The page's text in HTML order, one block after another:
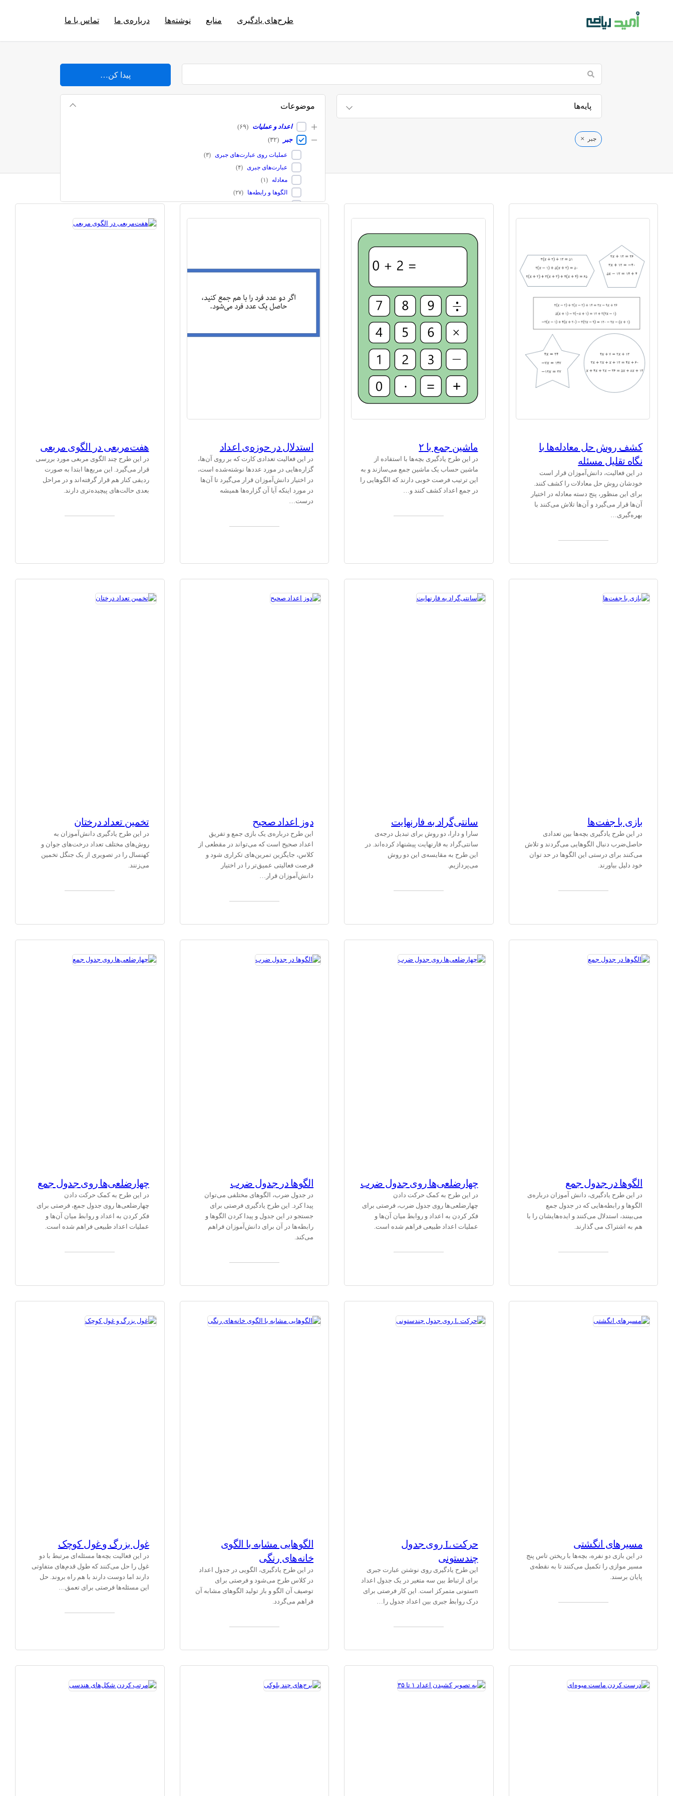
طرح‌های یادگیری منابع نوشته‌ها درباره‌ی ما تماس با ما
پیدا کن…
پایه‌ها موضوعات
اعداد و عملیات (۶۹)
جبر
(۳۲)
عملیات روی عبارت‌های جبری (۳)
عبارت‌های جبری (۴)
معادله (۱)
الگوها و رابطه‌ها (۲۷)
ویژگی‌ها و روابط میان عملیات (۲)
جبر ×
کشف روش حل معادله‌ها با
نگاه تقلیل مسئله
در این فعالیت، دانش‌آموزان قرار است
خودشان روش حل معادلات را کشف کنند.
برای این منظور، پنج دسته معادله در اختیار
آن‌ها قرار می‌گیرد و آن‌ها تلاش می‌کنند با
بهره‌گیری…
ماشین جمع با ۲
در این طرح یادگیری بچه‌ها با استفاده از
ماشین حساب یک ماشین جمع می‌سازند و به
این ترتیب فرصت خوبی دارند که الگوهایی را
در جمع اعداد کشف کنند و…
استدلال در حوزه‌ی اعداد
در این فعالیت تعدادی کارت که بر روی آن‌ها،
گزاره‌هایی در مورد عددها نوشته‌شده است،
در اختیار دانش‌آموزان قرار می‌گیرد تا آن‌ها
در مورد اینکه آیا آن گزاره‌ها همیشه
درست…
هفت‌مربعی در الگوی مربعی
در این طرح چند الگوی مربعی مورد بررسی
قرار می‌گیرد. این مربع‌ها ابتدا به صورت
ردیفی کنار هم قرار گرفته‌اند و در مراحل
بعدی حالت‌های پیچیده‌تری دارند.
بازی با جفت‌ها
در این طرح یادگیری بچه‌ها بین تعدادی
حاصل‌ضرب دنبال الگوهایی می‌گردند و تلاش
می‌کنند برای درستی این الگوها در حد توان
خود دلیل بیاورند.
سانتی‌‌گراد به فارنهایت
سارا و دارا، دو روش برای تبدیل درجه‌ی
سانتی‌گراد به فارنهایت پیشنهاد کرده‌اند. در
این طرح به مقایسه‌ی این دو روش
می‌پردازیم.
دوز اعداد صحیح
این طرح درباره‌ی یک بازی جمع و تفریق
اعداد صحیح است که می‌تواند در مقطعی از
کلاس، جایگزین تمرین‌های تکراری شود و
فرصت فعالیتی عمیق‌تر را در اختیار
دانش‌آموزان قرار…
تخمین تعداد درختان
در این طرح یادگیری دانش‌آموزان به
روش‌های مختلف تعداد درخت‌های جوان و
کهنسال را در تصویری از یک جنگل تخمین
می‌زنند.
الگوها در جدول جمع
در این طرح یادگیری، دانش آموزان درباره‌ی
الگوها و رابطه‌هایی که در جدول جمع
می‌بینند، استدلال می‌کنند و ایده‌هایشان را با
هم به اشتراک می گذارند.
چهارضلعی‌ها روی جدول ضرب
در این طرح به کمک حرکت دادن
چهارضلعی‌ها روی جدول ضرب، فرصتی برای
فکر کردن به اعداد و روابط میان آن‌ها و
عملیات اعداد طبیعی فراهم شده است.
الگوها در جدول ضرب
در جدول ضرب، الگوهای مختلفی می‌توان
پیدا کرد. این طرح یادگیری فرصتی برای
جستجو در این جدول و پیدا کردن الگوها و
رابطه‌ها در آن برای دانش‌آموزان فراهم
می‌کند.
چهارضلعی‌ها روی جدول جمع
در این طرح به کمک حرکت دادن
چهارضلعی‌ها روی جدول جمع، فرصتی برای
فکر کردن به اعداد و روابط میان آن‌ها و
عملیات اعداد طبیعی فراهم شده است.
مسیرهای انگشتی
در این بازی دو نفره، بچه‌ها با ریختن تاس پنج
مسیر موازی را تکمیل می‌کنند تا به نقطه‌ی
پایان برسند.
حرکت L روی جدول
چندستونی
این طرح یادگیری روی نوشتن عبارت جبری
برای ارتباط بین سه متغیر در یک جدول اعداد
nستونی متمرکز است. این کار فرصتی برای
درک روابط جبری بین اعداد جدول را…
الگوهایی مشابه با الگوی
خانه‌های رنگی
در این طرح یادگیری، الگویی در جدول اعداد
در کلاس طرح می‌شود و فرصتی برای
توصیف آن الگو و باز تولید الگوهای مشابه آن
فراهم می‌گردد.
غول بزرگ و غول کوچک
در این فعالیت بچه‌ها مسئله‌ای مرتبط با دو
غول را حل می‌کنند که طول قدم‌های متفاوتی
دارند اما دوست دارند با هم راه بروند. حل
این مسئله‌ها فرصتی برای تعمق…